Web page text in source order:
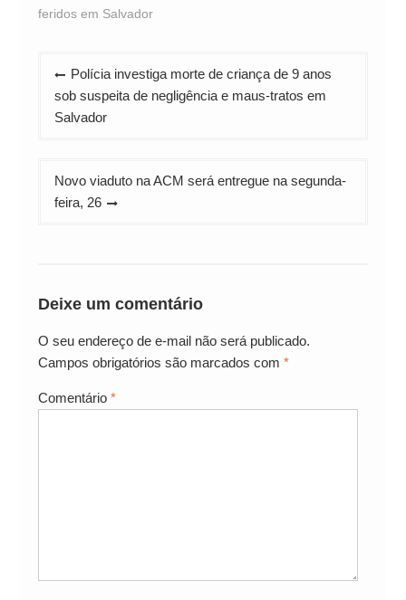
feridos em Salvador
Navegação
de
Post
Polícia investiga morte de criança de 9 anos
sob suspeita de negligência e maus-tratos em
Salvador
Novo viaduto na ACM será entregue na segunda-
feira, 26
Deixe um comentário
O seu endereço de e-mail não será publicado.
Campos obrigatórios são marcados com *
Comentário *